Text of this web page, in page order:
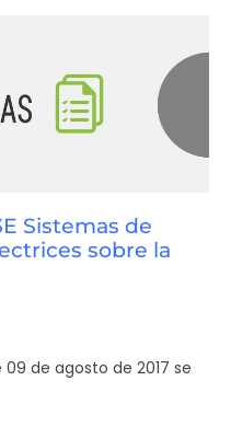
Sistemas de
sobre la
de agosto de 2017 se